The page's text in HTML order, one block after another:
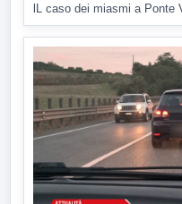
lL caso dei miasmi a Ponte